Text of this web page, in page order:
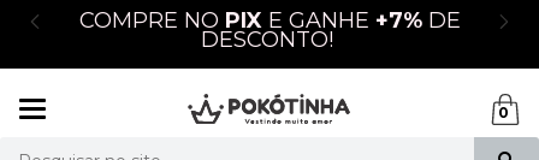
COMPRE NO PIXE GANHE +7%DE
DESCONTO!
0